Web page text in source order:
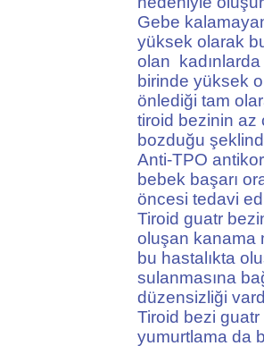
Gebe
yüksek olarak
olan
birinde yüksek
önlediği tam
tiroid bezinin az
bozduğu
Anti-TPO
bebek başarı
öncesi tedavi
Tiroid guatr
oluşan kanama
bu hastalıkta
sulanmasına
düzensizliği
Tiroid bezi
yumurtlama da